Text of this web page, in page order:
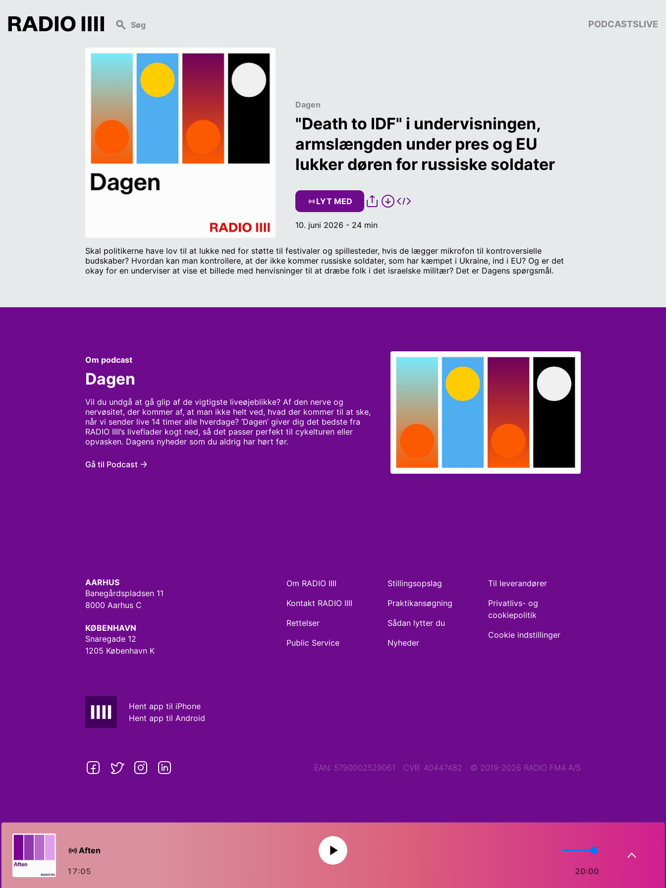
PODCASTSLIVE
Dagen
"Death to IDF" i undervisningen,
armslængden under pres og EU
lukker døren for russiske soldater
LYT MED
10. juni 2026 - 24 min
Skal politikerne have lov til at lukke ned for støtte til festivaler og spillesteder, hvis de lægger mikrofon til kontroversielle
budskaber? Hvordan kan man kontrollere, at der ikke kommer russiske soldater, som har kæmpet i Ukraine, ind i EU? Og er det
okay for en underviser at vise et billede med henvisninger til at dræbe folk i det israelske militær? Det er Dagens spørgsmål.
Om podcast
Dagen
Vil du undgå at gå glip af de vigtigste liveøjeblikke? Af den nerve og
nervøsitet, der kommer af, at man ikke helt ved, hvad der kommer til at ske,
når vi sender live 14 timer alle hverdage? ‘Dagen’ giver dig det bedste fra
RADIO IIII’s liveflader kogt ned, så det passer perfekt til cykelturen eller
opvasken. Dagens nyheder som du aldrig har hørt før.
Gå til Podcast
AARHUS
Banegårdspladsen 11
8000 Aarhus C
KØBENHAVN
Snaregade 12
1205 København K
Hent app til iPhone
Hent app til Android
Om RADIO IIII
Kontakt RADIO IIII
Rettelser
Public Service
Stillingsopslag
Praktikansøgning
Sådan lytter du
Nyheder
Til leverandører
Privatlivs- og
cookiepolitik
Cookie indstillinger
EAN: 5790002529061 CVR: 40447482 © 2019-2026 RADIO FM4 A/S
Aften
17:05 20:00